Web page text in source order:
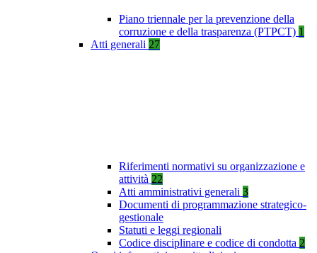
Piano triennale per la prevenzione della
corruzione e della trasparenza (PTPCT) 1
Atti generali 27
Riferimenti normativi su organizzazione e
attività 22
Atti amministrativi generali 3
Documenti di programmazione strategico-
gestionale
Statuti e leggi regionali
Codice disciplinare e codice di condotta 2